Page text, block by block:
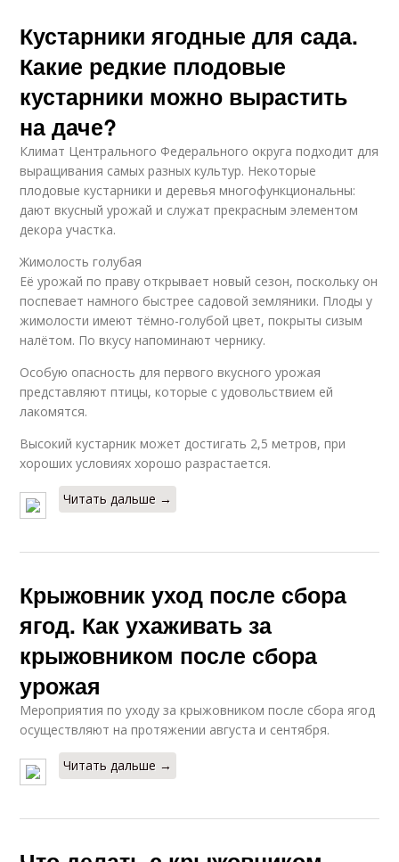
Кустарники ягодные для сада.
Какие редкие плодовые
кустарники можно вырастить
на даче?
Климат Центрального Федерального округа подходит для
выращивания самых разных культур. Некоторые
плодовые кустарники и деревья многофункциональны:
дают вкусный урожай и служат прекрасным элементом
декора участка.
Жимолость голубая
Её урожай по праву открывает новый сезон, поскольку он
поспевает намного быстрее садовой земляники. Плоды у
жимолости имеют тёмно-голубой цвет, покрыты сизым
налётом. По вкусу напоминают чернику.
Особую опасность для первого вкусного урожая
представляют птицы, которые с удовольствием ей
лакомятся.
Высокий кустарник может достигать 2,5 метров, при
хороших условиях хорошо разрастается.
Читать дальше →
Крыжовник уход после сбора
ягод. Как ухаживать за
крыжовником после сбора
урожая
Мероприятия по уходу за крыжовником после сбора ягод
осуществляют на протяжении августа и сентября.
Читать дальше →